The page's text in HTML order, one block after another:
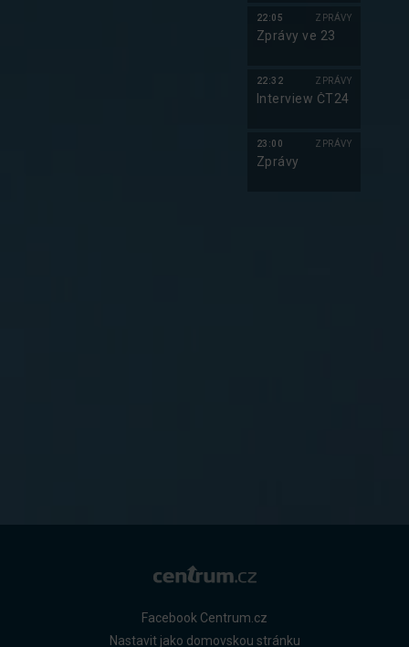
22:05 ZPRÁVY
Zprávy ve 23
22:32 ZPRÁVY
Interview ČT24
23:00 ZPRÁVY
Zprávy
Facebook Centrum.cz
Nastavit jako domovskou stránku